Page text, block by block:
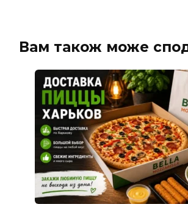
Вам також може